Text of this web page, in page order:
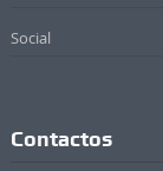
Social
Contactos